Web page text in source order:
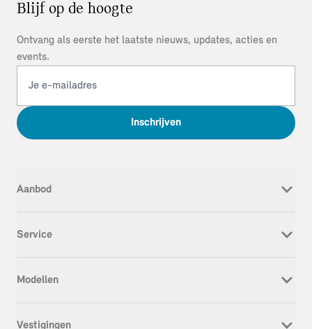
Blijf op de hoogte
Ontvang als eerste het laatste nieuws, updates, acties en
events.
Inschrijven
Aanbod
Occasion
Service
Onderhoud & Reparatie
Modellen
Vestigingen